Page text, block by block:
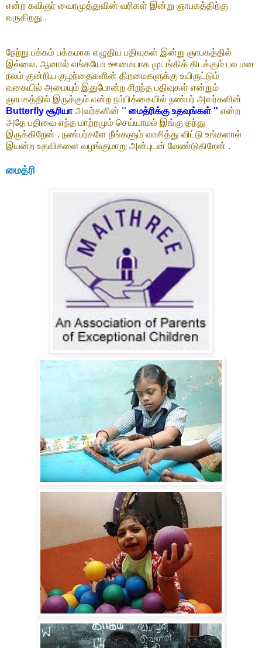
என்ற கவிஞர் வைரமுத்துவின் வரிகள் இன்று ஞாபகத்திற்கு
வருகிறது .
நேற்று பக்கம் பக்கமாக எழுதிய பதிவுகள் இன்று ஞாபகத்தில்
இல்லை. ஆனால் எங்கயோ ஊமையாக முடங்கிக் கிடக்கும் பல மன
நலம் குன்றிய குழந்தைகளின் திறமைகளுக்கு உயிருட்டும்
வகையில் அமையும் இதுபோன்ற சிறந்த பதிவுகள் என்றும்
ஞாபகத்தில் இருக்கும் என்ற நம்பிக்கையில் நண்பர் அவர்களின்
Butterfly சூரியாஅவர்களின் '' மைத்ரிக்கு உதவுங்கள் '' என்ற
அதே பதிவை எந்த மாற்றமும் செய்யாமல் இங்கு தந்து
இருக்கிறேன் . நண்பர்களே நீங்களும் வாசித்து விட்டு உங்களால்
இயன்ற உதவிகளை வழங்குமாறு அன்புடன் வேண்டுகிறேன் .
மைத்ரி